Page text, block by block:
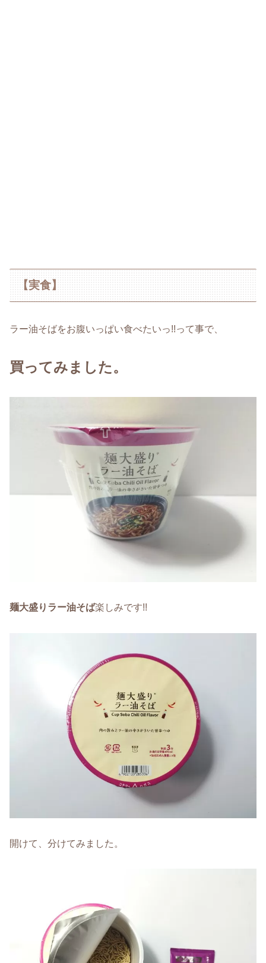
【実食】
ラー油そばをお腹いっぱい食べたいっ!!って事で、
買ってみました。
麺大盛りラー油そば楽しみです!!
開けて、分けてみました。